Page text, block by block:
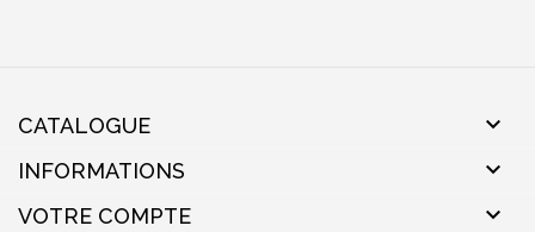
CATALOGUE 
INFORMATIONS 
VOTRE COMPTE 